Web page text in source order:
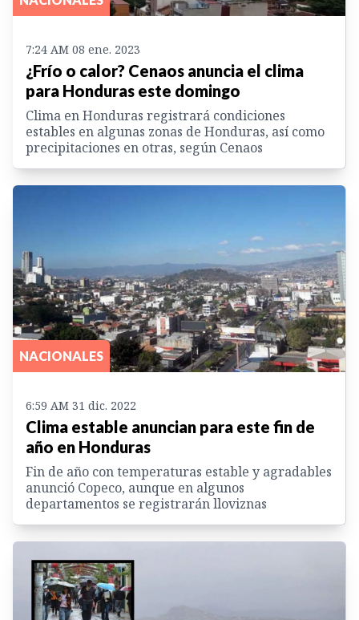
7:24 AM 08 ene. 2023
¿Frío o calor? Cenaos anuncia el clima
para Honduras este domingo
Clima en Honduras registrará condiciones
estables en algunas zonas de Honduras, así como
precipitaciones en otras, según Cenaos
NACIONALES
6:59 AM 31 dic. 2022
Clima estable anuncian para este fin de
año en Honduras
Fin de año con temperaturas estable y agradables
anunció Copeco, aunque en algunos
departamentos se registrarán lloviznas